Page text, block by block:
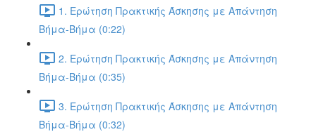
1. Ερώτηση Πρακτικής Άσκησης με Απάντηση
Βήμα-Βήμα (0:22)
2. Ερώτηση Πρακτικής Άσκησης με Απάντηση
Βήμα-Βήμα (0:35)
3. Ερώτηση Πρακτικής Άσκησης με Απάντηση
Βήμα-Βήμα (0:32)